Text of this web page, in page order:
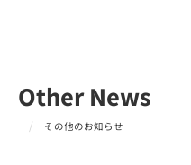
Other News
その他のお知らせ